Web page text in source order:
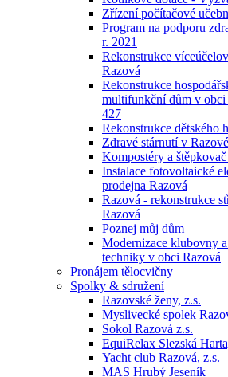
Zřízení počítačové
Program na podporu
r. 2021
Rekonstrukce
Razová
Rekonstrukce
multifunkční dům v obci
427
Rekonstrukce dětského
Zdravé stárnutí v
Kompostéry a
Instalace fotovoltaické
prodejna Razová
Razová - rekonstrukce
Razová
Poznej můj dům
Modernizace klubovny
techniky v obci Razová
Pronájem tělocvičny
Spolky & sdružení
Razovské ženy, z.s.
Myslivecké spolek
Sokol Razová z.s.
EquiRelax Slezská
Yacht club Razová, z.s.
MAS Hrubý Jeseník